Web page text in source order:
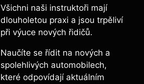
Všichni naši instruktoři mají
dlouholetou praxi a ​jsou trpěliví
při výuce nových řidičů.
Naučíte se řídit na nových a
spolehlivých automobilech,
které odpovídají aktuálním